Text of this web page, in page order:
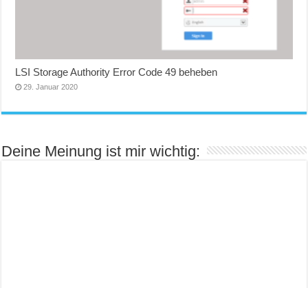
LSI Storage Authority Error Code 49 beheben
29. Januar 2020
Deine Meinung ist mir wichtig: